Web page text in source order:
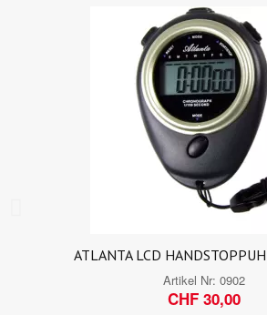
ATLANTA LCD
Artikel Nr: 0902
CHF 30,00